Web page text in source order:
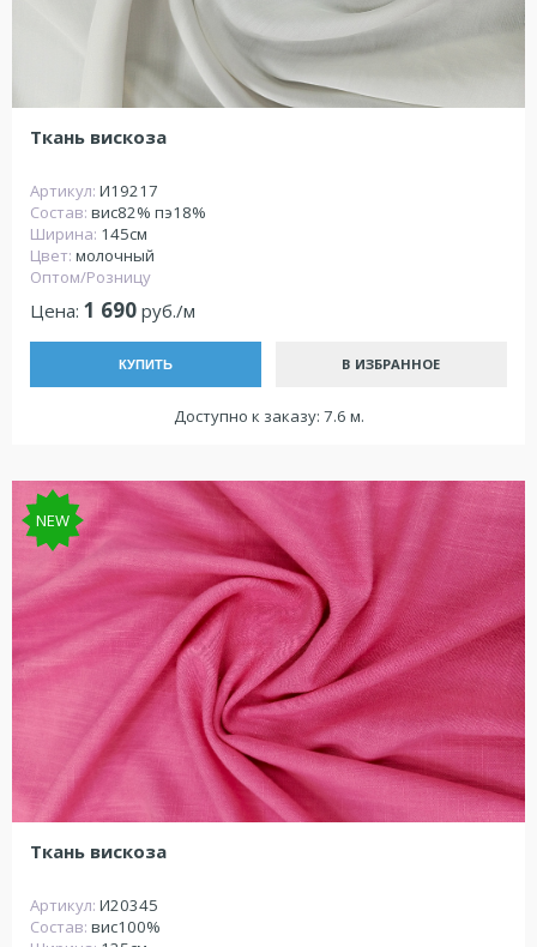
Ткань вискоза
Артикул: И19217
Состав: вис82% пэ18%
Ширина: 145см
Цвет: молочный
Оптом/Розницу
Цена: 1 690 руб./м
КУПИТЬ В ИЗБРАННОЕ
Доступно к заказу: 7.6 м.
NEW
Ткань вискоза
Артикул: И20345
Состав: вис100%